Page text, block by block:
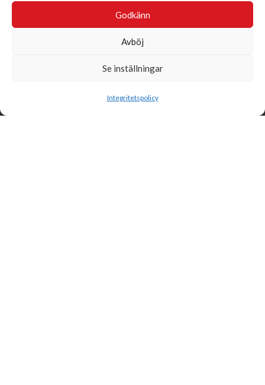
Godkänn
Avböj
Se inställningar
Integritetspolicy